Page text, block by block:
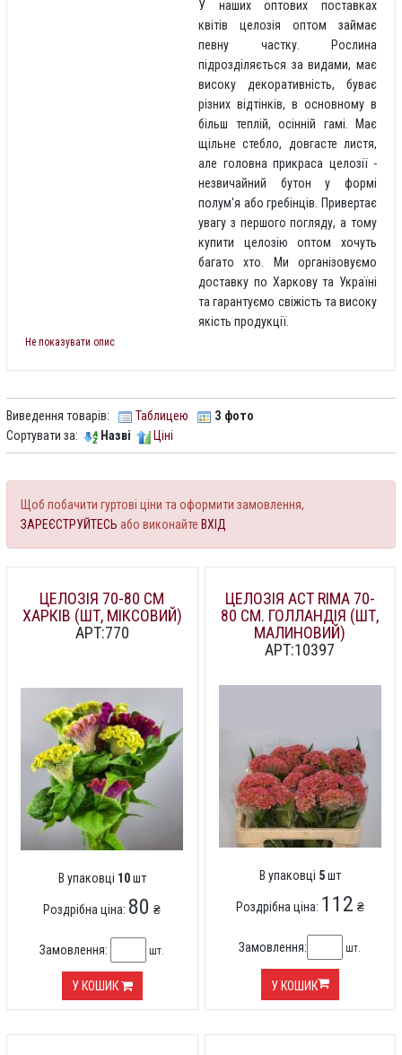
У наших оптових поставках
квітів целозія оптом займає
певну частку. Рослина
підрозділяється за видами, має
високу декоративність, буває
різних відтінків, в основному в
більш теплій, осінній гамі. Має
щільне стебло, довгасте листя,
але головна прикраса целозії -
незвичайний бутон у формі
полум'я або гребінців. Привертає
увагу з першого погляду, а тому
купити целозію оптом хочуть
багато хто. Ми організовуємо
доставку по Харкову та Україні
та гарантуємо свіжість та високу
якість продукції.
Не показувати опис
Виведення товарів: Таблицею
З фото
Сортувати за:
Назві Ціні
Щоб побачити гуртові ціни та оформити замовлення,
ЗАРЕЄСТРУЙТЕСЬ або виконайте ВХІД
ЦЕЛОЗІЯ 70-80 СМ
ХАРКІВ (ШТ, МІКСОВИЙ)
АРТ:770
В упаковці 10шт
Роздрібна ціна: 80 ₴
Замовлення: шт.
У КОШИК
ЦЕЛОЗІЯ ACT RIMA 70-
80 СМ. ГОЛЛАНДІЯ (ШТ,
МАЛИНОВИЙ)
АРТ:10397
В упаковці 5шт
Роздрібна ціна: 112 ₴
Замовлення: шт.
У КОШИК